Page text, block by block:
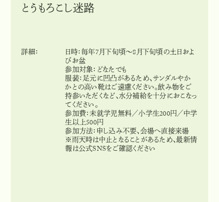
とうもろこし迷路
詳細： 日時：毎年7月下旬頃〜8月下旬頃の土日およ
びお盆
参加対象：どなたでも
服装：足元に凹凸があるため、サンダルやか
かとの高い靴はご遠慮ください。飲み物をご
持参いただくなど、水分補給を十分におこなっ
てください。
参加費：未就学児無料／小学生200円／中学
生以上500円
参加方法：申し込み不要、会場へ直接来場
※雨天時は中止となることがあるため、最新情
報は公式SNSをご確認ください